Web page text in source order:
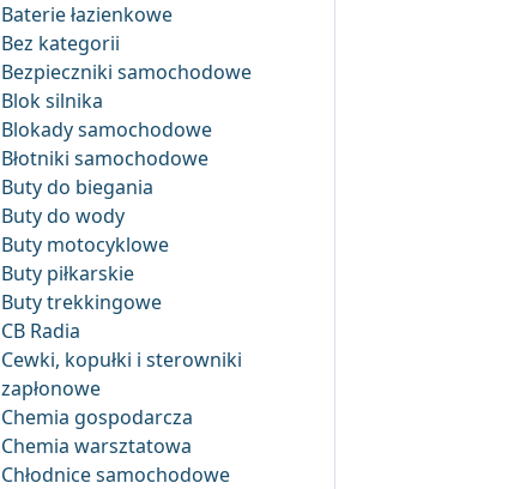
Baterie łazienkowe
Bez kategorii
Bezpieczniki samochodowe
Blok silnika
Blokady samochodowe
Błotniki samochodowe
Buty do biegania
Buty do wody
Buty motocyklowe
Buty piłkarskie
Buty trekkingowe
CB Radia
Cewki, kopułki i sterowniki
zapłonowe
Chemia gospodarcza
Chemia warsztatowa
Chłodnice samochodowe